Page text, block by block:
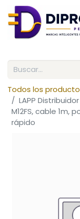
Todos los
LAPP
M12FS, cable 1m,
rápido